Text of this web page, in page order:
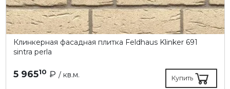
Клинкерная фасадная плитка Feldhaus Klinker 691
sintra perla
5 96510 ₽ / кв.м. Купить